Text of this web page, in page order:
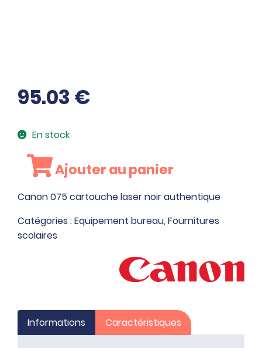
95.03 €
En stock
quantité
075
cartouche
laser
Ajouter au panier
Canon 075 cartouche laser noir authentique
Catégories :Equipement bureau, Fournitures
scolaires
Informations Caractéristiques